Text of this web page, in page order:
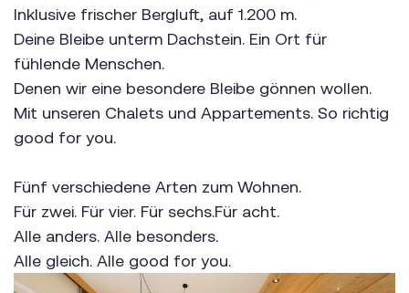
Inklusive frischer Bergluft, auf 1.200 m.
Deine Bleibe unterm Dachstein. Ein Ort für
fühlende Menschen.
Denen wir eine besondere Bleibe gönnen wollen.
Mit unseren Chalets und Appartements. So richtig
good for you.
Fünf verschiedene Arten zum Wohnen.
Für zwei. Für vier. Für sechs.Für acht.
Alle anders. Alle besonders.
Alle gleich. Alle good for you.